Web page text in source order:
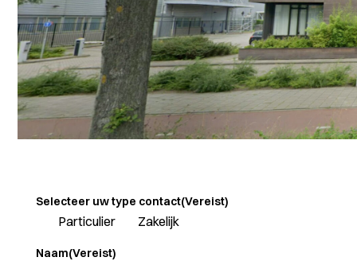
Selecteer uw type contact(Vereist)
Particulier Zakelijk
Naam(Vereist)